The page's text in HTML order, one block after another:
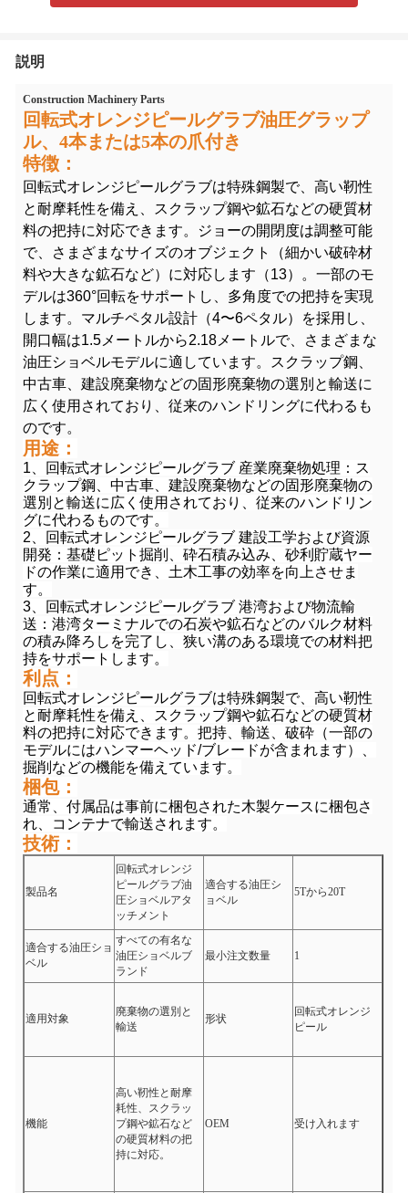
説明
Construction Machinery Parts
回転式オレンジピールグラブ油圧グラップ
ル、4本または5本の爪付き
特徴：
回転式オレンジピールグラブは特殊鋼製で、高い靭性
と耐摩耗性を備え、スクラップ鋼や鉱石などの硬質材
料の把持に対応できます。ジョーの開閉度は調整可能
で、さまざまなサイズのオブジェクト（細かい破砕材
料や大きな鉱石など）に対応します（13）。一部のモ
デルは360°回転をサポートし、多角度での把持を実現
します。マルチペタル設計（4〜6ペタル）を採用し、
開口幅は1.5メートルから2.18メートルで、さまざまな
油圧ショベルモデルに適しています。スクラップ鋼、
中古車、建設廃棄物などの固形廃棄物の選別と輸送に
広く使用されており、従来のハンドリングに代わるも
のです。
用途：
1、回転式オレンジピールグラブ 産業廃棄物処理：ス
クラップ鋼、中古車、建設廃棄物などの固形廃棄物の
選別と輸送に広く使用されており、従来のハンドリン
グに代わるものです。
2、回転式オレンジピールグラブ 建設工学および資源
開発：基礎ピット掘削、砕石積み込み、砂利貯蔵ヤー
ドの作業に適用でき、土木工事の効率を向上させま
す。
3、回転式オレンジピールグラブ 港湾および物流輸
送：港湾ターミナルでの石炭や鉱石などのバルク材料
の積み降ろしを完了し、狭い溝のある環境での材料把
持をサポートします。
利点：
回転式オレンジピールグラブは特殊鋼製で、高い靭性
と耐摩耗性を備え、スクラップ鋼や鉱石などの硬質材
料の把持に対応できます。把持、輸送、破砕（一部の
モデルにはハンマーヘッド/ブレードが含まれます）、
掘削などの機能を備えています。
梱包：
通常、付属品は事前に梱包された木製ケースに梱包さ
れ、コンテナで輸送されます。
技術：
製品名
回転式オレンジ
ピールグラブ油
圧ショベルアタ
ッチメント
適合する油圧シ
ョベル
5Tから20T
適合する油圧ショ
ベル
すべての有名な
油圧ショベルブ
ランド
最小注文数量 1
適用対象
廃棄物の選別と
輸送
形状
回転式オレンジ
ピール
機能
高い靭性と耐摩
耗性、スクラッ
プ鋼や鉱石など
の硬質材料の把
持に対応。
OEM 受け入れます